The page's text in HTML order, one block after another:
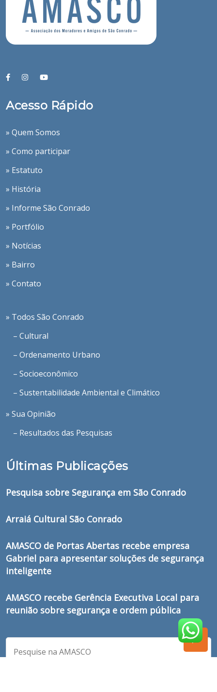
Acesso Rápido
» Quem Somos
» Como participar
» Estatuto
» História
» Informe São Conrado
» Portfólio
» Notícias
» Bairro
» Contato
» Todos São Conrado
– Cultural
– Ordenamento Urbano
– Socioeconômico
– Sustentabilidade Ambiental e Climático
» Sua Opinião
– Resultados das Pesquisas
Últimas Publicações
Pesquisa sobre Segurança em São Conrado
Arraiá Cultural São Conrado
AMASCO de Portas Abertas recebe empresa
Gabriel para apresentar soluções de segurança
inteligente
AMASCO recebe Gerência Executiva Local para
reunião sobre segurança e ordem pública